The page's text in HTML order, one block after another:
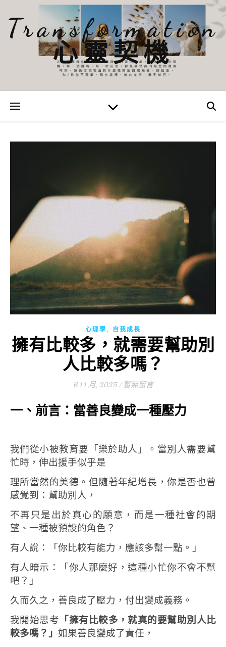
Transformation
心靈契機
心理學, 自我成長
擁有比較多，就需要幫助別
人比較多嗎？
6 11 月, 2025 / 暫無留言
一、前言：當善良變成一種壓力
我們從小被教育要「樂於助人」。 當別人需要幫
忙時，伸出援手似乎是
理所當然的美德。 但隨著年紀增長，你是否也曾
感覺到： 幫助別人，
不再只是出於真心的願意， 而是一種社會的期
望、一種被預設的角色？
有人說：「你比較有能力，應該多幫一點。」
有人暗示：「你人那麼好，這種小忙你不會不幫
吧？」
久而久之，善良成了壓力，付出變成義務。
我開始思考 「擁有比較多，就真的要幫助別人比
較多嗎？」 如果善良變成了責任，